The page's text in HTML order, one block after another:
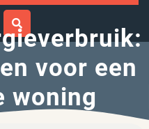
voor een
woning